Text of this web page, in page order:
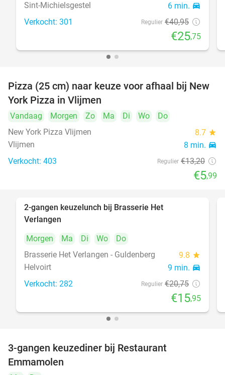
Sint-Michielsgestel 6 min. directions_car
Verkocht: 301 Regulier €40,95
€25,75
55%
Pizza (25 cm) naar keuze voor afhaal bij New
York Pizza in Vlijmen
Vandaag Morgen Zo Ma Di Wo
Do
New York Pizza Vlijmen
8.7 star
Vlijmen 8 min. directions_car
Verkocht: 403 Regulier €13,20
€5,99
2-gangen keuzelunch bij Brasserie Het
Verlangen
Morgen
Ma Di Wo
Do
Brasserie Het Verlangen - Guldenberg
9.8 star
Helvoirt 9 min. directions_car
Verkocht: 282 Regulier €20,75
€15,95
3-gangen keuzediner bij Restaurant
Emmamolen